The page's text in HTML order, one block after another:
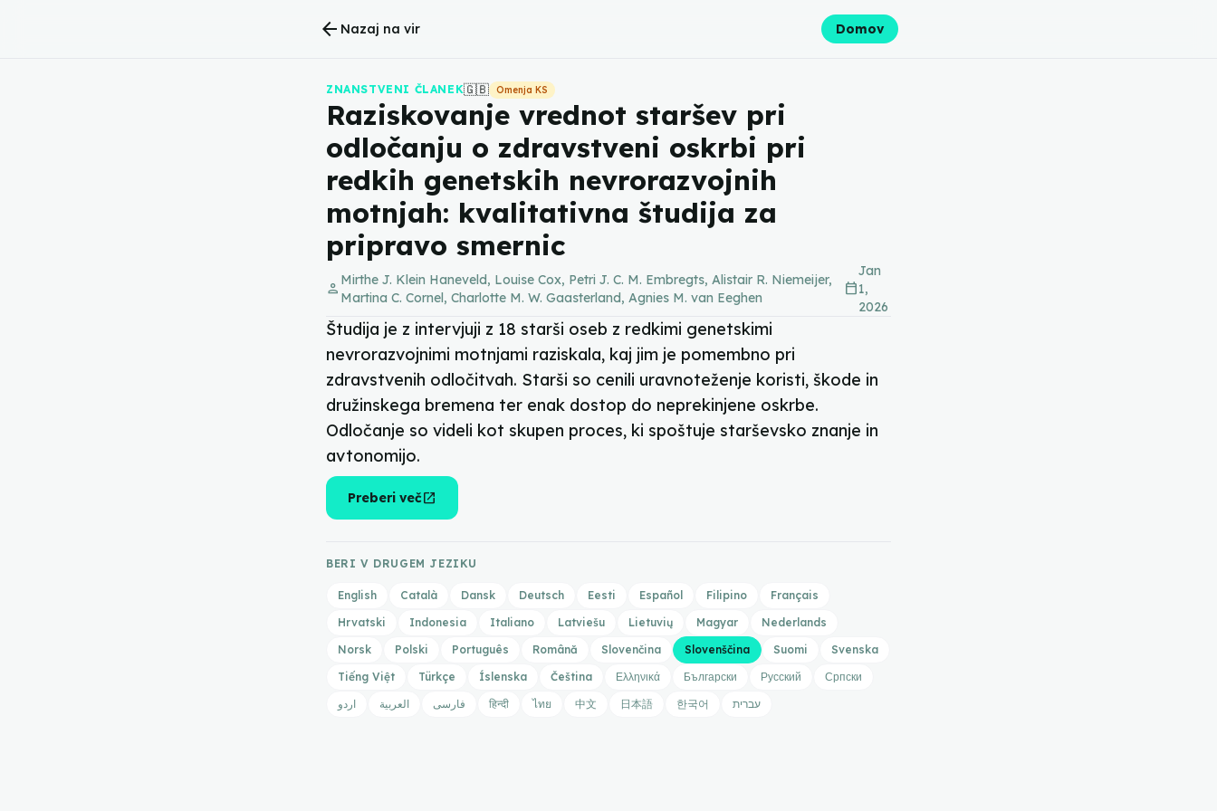
arrow_back Nazaj na vir Domov
ZNANSTVENI ČLANEK🇬🇧 Omenja KS
Raziskovanje vrednot staršev pri
odločanju o zdravstveni oskrbi pri
redkih genetskih nevrorazvojnih
motnjah: kvalitativna študija za
pripravo smernic
person Mirthe J. Klein Haneveld, Louise Cox, Petri J. C. M. Embregts, Alistair R. Niemeijer,
Martina C. Cornel, Charlotte M. W. Gaasterland, Agnies M. van Eeghen
calendar_today
Jan
1,
2026
Študija je z intervjuji z 18 starši oseb z redkimi genetskimi
nevrorazvojnimi motnjami raziskala, kaj jim je pomembno pri
zdravstvenih odločitvah. Starši so cenili uravnoteženje koristi, škode in
družinskega bremena ter enak dostop do neprekinjene oskrbe.
Odločanje so videli kot skupen proces, ki spoštuje starševsko znanje in
avtonomijo.
Preberi večopen_in_new
BERI V DRUGEM JEZIKU
English Català Dansk Deutsch Eesti Español Filipino
Français
Hrvatski
Indonesia Italiano Latviešu Lietuvių Magyar
Nederlands
Norsk
Polski Português Română Slovenčina Slovenščina Suomi
Svenska
Tiếng Việt
Türkçe Íslenska Čeština Ελληνικά Български Русский
Српски
اردو
العربية فارسی हिन्दी ไทย 中文 日本語 한국어 עברית